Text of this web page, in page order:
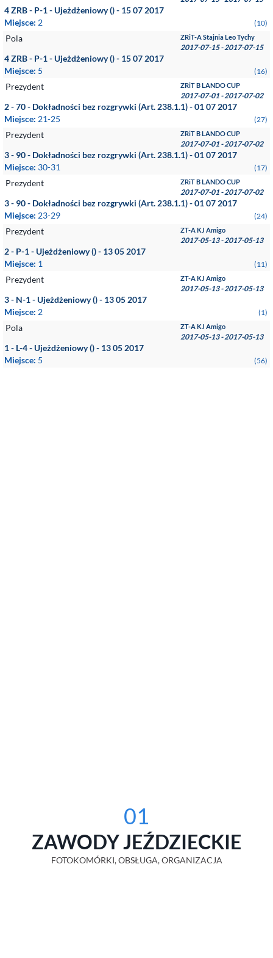
4 ZRB - P-1 - Ujeżdżeniowy () - 15 07 2017
Miejsce: 2 (10)
Pola ZRiT-A Stajnia Leo Tychy
2017-07-15 - 2017-07-15
4 ZRB - P-1 - Ujeżdżeniowy () - 15 07 2017
Miejsce: 5 (16)
Prezydent ZRiT B LANDO CUP
2017-07-01 - 2017-07-02
2 - 70 - Dokładności bez rozgrywki (Art. 238.1.1) - 01 07 2017
Miejsce: 21-25 (27)
Prezydent ZRiT B LANDO CUP
2017-07-01 - 2017-07-02
3 - 90 - Dokładności bez rozgrywki (Art. 238.1.1) - 01 07 2017
Miejsce: 30-31 (17)
Prezydent ZRiT B LANDO CUP
2017-07-01 - 2017-07-02
3 - 90 - Dokładności bez rozgrywki (Art. 238.1.1) - 01 07 2017
Miejsce: 23-29 (24)
Prezydent ZT-A KJ Amigo
2017-05-13 - 2017-05-13
2 - P-1 - Ujeżdżeniowy () - 13 05 2017
Miejsce: 1 (11)
Prezydent ZT-A KJ Amigo
2017-05-13 - 2017-05-13
3 - N-1 - Ujeżdżeniowy () - 13 05 2017
Miejsce: 2 (1)
Pola ZT-A KJ Amigo
2017-05-13 - 2017-05-13
1 - L-4 - Ujeżdżeniowy () - 13 05 2017
Miejsce: 5 (56)
01
ZAWODY JEŹDZIECKIE
FOTOKOMÓRKI, OBSŁUGA, ORGANIZACJA